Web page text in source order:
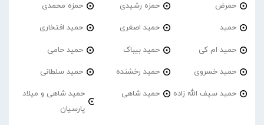
حمرض حمزه رشیدی حمزه محمدی
حمید حمید اصغری حمید افتخاری
حمید ام کی حمید بیباک حمید حامی
حمید خسروی حمید رخشنده حمید سلطانی
حمید سیف الله زاده حمید شاهی
حمید شاهی و میلاد
پارسیان